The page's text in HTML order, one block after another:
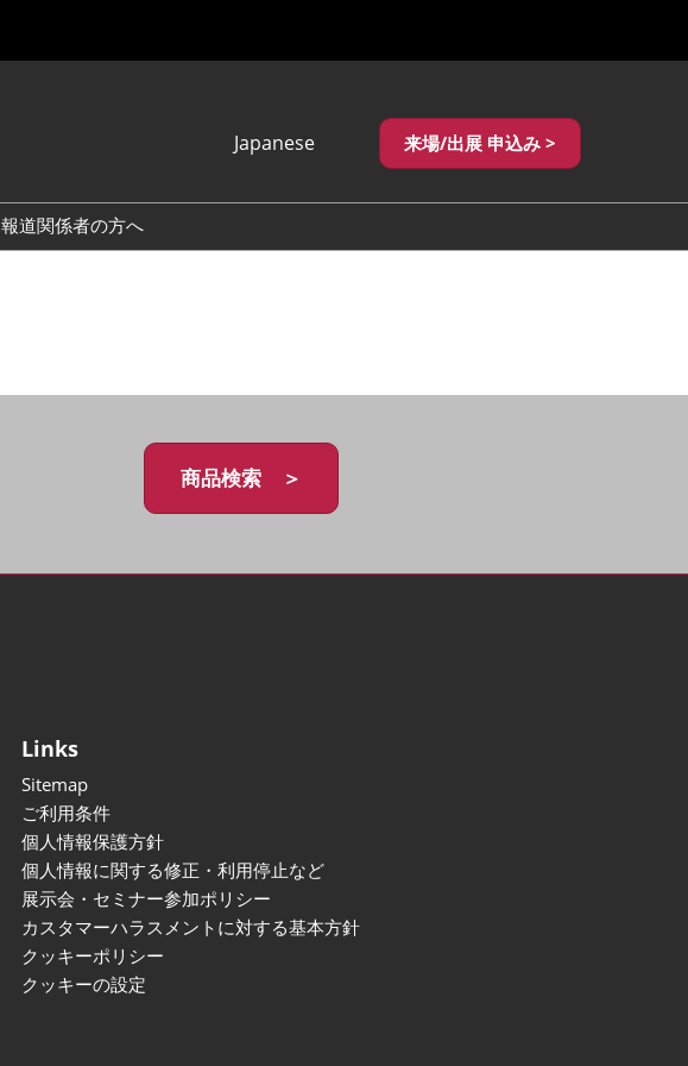
Japanese
繁體中文
来場/出展 申込み >
報道関係者の方へ
商品検索 ＞
Links
Sitemap
ご利用条件
個人情報保護方針
個人情報に関する修正・利用停止など
展示会・セミナー参加ポリシー
カスタマーハラスメントに対する基本方針
クッキーポリシー
クッキーの設定